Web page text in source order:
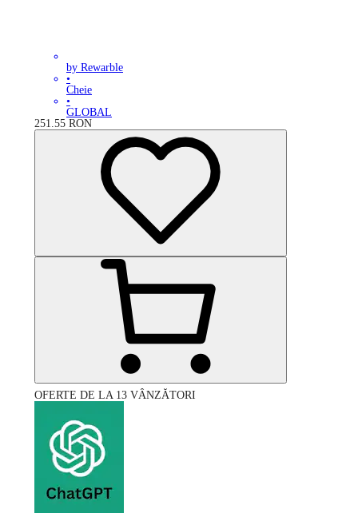
by Rewarble
•
Cheie
•
GLOBAL
251.55 RON
OFERTE DE LA 13 VÂNZĂTORI